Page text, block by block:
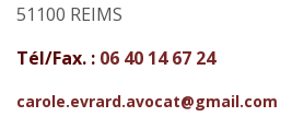
51100 REIMS
Tél/Fax. : 06 40 14 67 24
carole.evrard.avocat@gmail.com